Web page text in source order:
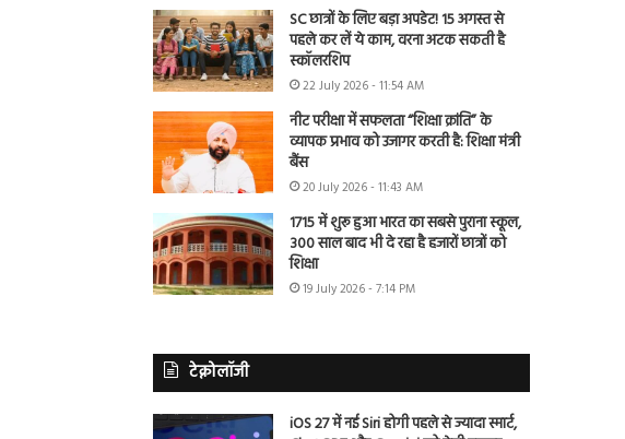
SC छात्रों के लिए बड़ा अपडेट! 15 अगस्त से
पहले कर लें ये काम, वरना अटक सकती है
स्कॉलरशिप
22 July 2026 - 11:54 AM
नीट परीक्षा में सफलता “शिक्षा क्रांति” के
व्यापक प्रभाव को उजागर करती है: शिक्षा मंत्री
बैंस
20 July 2026 - 11:43 AM
1715 में शुरू हुआ भारत का सबसे पुराना स्कूल,
300 साल बाद भी दे रहा है हजारों छात्रों को
शिक्षा
19 July 2026 - 7:14 PM
टेक्नोलॉजी
iOS 27 में नई Siri होगी पहले से ज्यादा स्मार्ट,